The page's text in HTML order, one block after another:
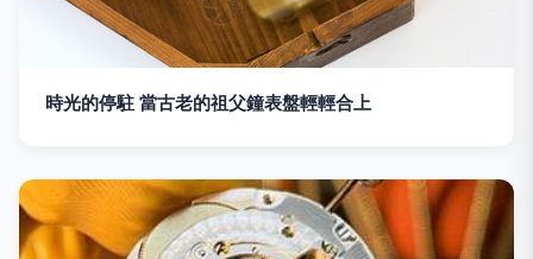
時光的停駐 當古老的祖父鐘表盤輕輕合上